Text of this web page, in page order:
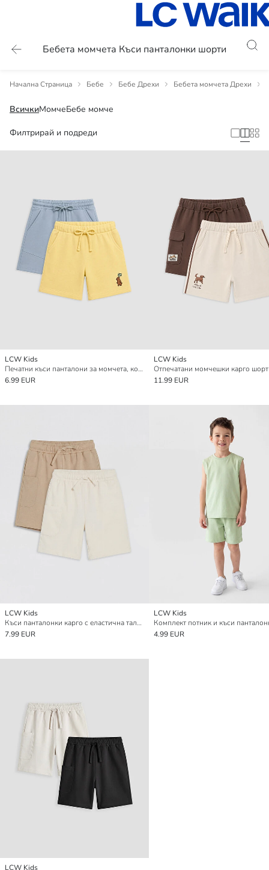
Бебета момчета Къси панталонки шорти
Начална Страница Бебе Бебе Дрехи Бебета момчета Дрехи
ВсичкиМомчеБебе момче
Филтрирай и подреди
LCW Kids
Печатни къси панталони за момчета, комплект от 2 броя
6.99 EUR
LCW Kids
Отпечатани момчешки карго
11.99 EUR
LCW Kids
Къси панталонки карго с еластична талия за момчета, 2 броя
7.99 EUR
LCW Kids
4.99 EUR
LCW Kids